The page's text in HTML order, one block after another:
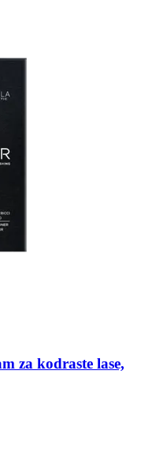
za kodraste lase,